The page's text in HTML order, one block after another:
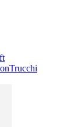
Trucchi